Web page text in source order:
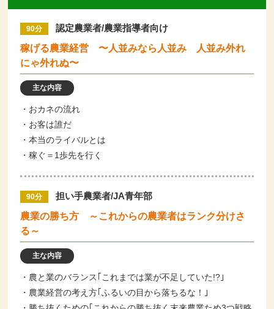
90分
認定農業者/農業指導者向け
稼げる農業経営 〜人並みなら人並み 人並み外れ
にゃ外れぬ〜
主な内容
・おカネの流れ
・お客は誰だ
・本当のライバルとは
・稼ぐ＝1歩先を行く
90分
担い手農業者/JA青年部
農業の勝ち方 ～これからの農業者はランク分けさ
る～
主な内容
・農と業のバランス｢これまでは業が不足していた!?｣
・農業経営の考え方｢ふるいの目から落ちるな！｣